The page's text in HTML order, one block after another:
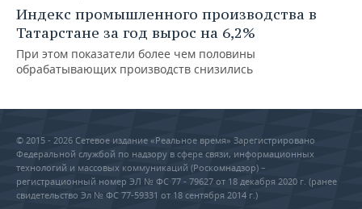
Индекс промышленного производства в
Татарстане за год вырос на 6,2%
При этом показатели более чем половины
обрабатывающих производств снизились
© 2015 - 2026 Сетевое издание «Реальное время» Зарегистрировано
Федеральной службой по надзору в сфере связи, информационных
технологий и массовых коммуникаций (Роскомнадзор) –
регистрационный номер ЭЛ № ФС 77 - 79627 от 18 декабря 2020 г. (ранее
свидетельство Эл № ФС 77-59331 от 18 сентября 2014 г.)